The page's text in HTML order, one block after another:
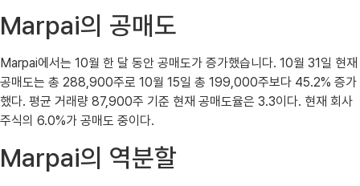
Marpai의 공매도
Marpai에서는 10월 한 달 동안 공매도가 증가했습니다. 10월 31일 현재
공매도는 총 288,900주로 10월 15일 총 199,000주보다 45.2% 증가
했다. 평균 거래량 87,900주 기준 현재 공매도율은 3.3이다. 현재 회사
주식의 6.0%가 공매도 중이다.
Marpai의 역분할